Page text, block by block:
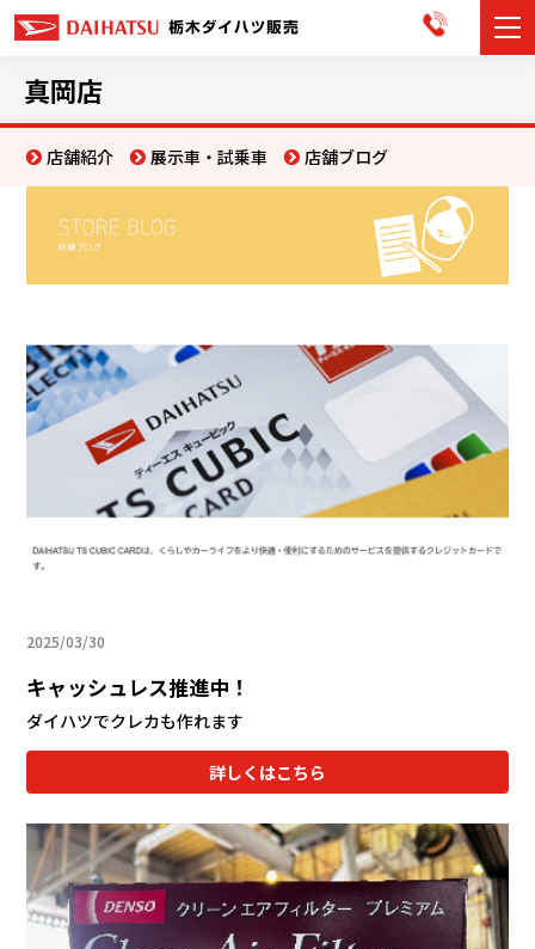
展示車・試乗車
ご購入者サポート
アフターサポート
会社情報
真岡店
店舗紹介 展示車・試乗車 店舗ブログ
2025/03/30
キャッシュレス推進中！
ダイハツでクレカも作れます
詳しくはこちら